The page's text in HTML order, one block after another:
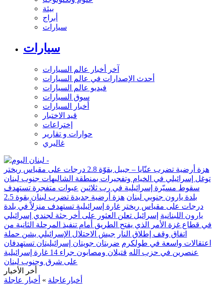
بيئة
أبراج
سيارات
سيارات
آخر أخبار عالم السيارات
أحدث الإصدارات في عالم السيارات
فيديو عالم السيارات
سوق السيارات
أخبار السيارات
قيد الاختبار
إختراعات
حوارات و تقارير
غاليري
هزة أرضية تضرب عنّايا – جبيل بقوّة 2.8 درجات على مقياس ريختر
توغل إسرائيلي في الخيام وتفجيرات بمنطقة الشاليهات جنوب لبنان
سقوط مسيّرة إسرائيلية في رب ثلاثين عبوات متفجرة تستهدف
بلدة يارون جنوبي لبنان
هزة أرضية جديدة تضرب لبنان بقوة 2.5
درجات على مقياس ريختر غارة إسرائيلية تستهدف منزلاً في بلدة
يارون اللبنانية إسرائيل تعلن العثور على أخر جثة لجندي إسرائيلي
في قطاع غزة الأمر الذي يفتح الطريق أمام تنفيذ المرحلة الثانية من
اتفاق وقف إطلاق النار جيش الاحتلال الإسرائيلي يشن حملة
اعتقالات واسعة في طولكرم ضربتان جويتان إسرائيليتان تستهدفان
عنصرين في حزب الله
قتيلان ومصابون جراء 14 غارة إسرائيلية
على شرق وجنوب لبنان
أخر الأخبار
أخبارعاجلة » أخبار عاجلة